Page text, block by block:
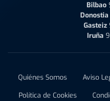
Bilbao
Donostia
Gasteiz
Iruña
Quiénes Somos Aviso
Política de Cookies